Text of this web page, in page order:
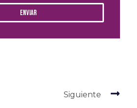
Enviar
Siguiente